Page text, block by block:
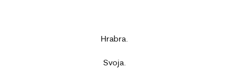
Hrabra.
Svoja.